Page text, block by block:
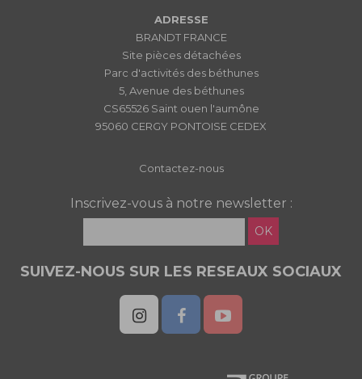
ADRESSE
BRANDT FRANCE
Site pièces détachées
Parc d'activités des béthunes
5, Avenue des béthunes
CS65526 Saint ouen l'aumône
95060 CERGY PONTOISE CEDEX
Contactez-nous
Inscrivez-vous à notre newsletter :
OK
SUIVEZ-NOUS SUR LES RESEAUX SOCIAUX